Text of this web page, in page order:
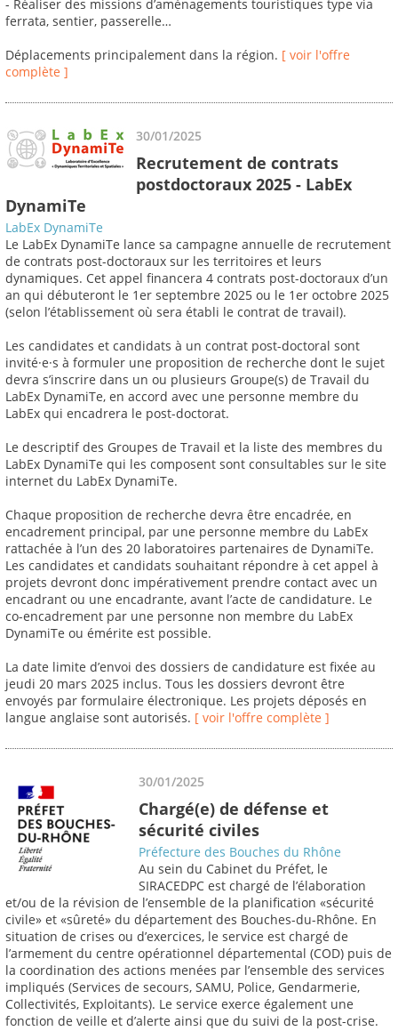
- Réaliser des missions d’aménagements touristiques type via
ferrata, sentier, passerelle…
Déplacements principalement dans la région. [ voir l'offre
complète ]
30/01/2025
Recrutement de contrats
postdoctoraux 2025 - LabEx
DynamiTe
LabEx DynamiTe
Le LabEx DynamiTe lance sa campagne annuelle de recrutement
de contrats post-doctoraux sur les territoires et leurs
dynamiques. Cet appel financera 4 contrats post-doctoraux d’un
an qui débuteront le 1er septembre 2025 ou le 1er octobre 2025
(selon l’établissement où sera établi le contrat de travail).
Les candidates et candidats à un contrat post-doctoral sont
invité·e·s à formuler une proposition de recherche dont le sujet
devra s’inscrire dans un ou plusieurs Groupe(s) de Travail du
LabEx DynamiTe, en accord avec une personne membre du
LabEx qui encadrera le post-doctorat.
Le descriptif des Groupes de Travail et la liste des membres du
LabEx DynamiTe qui les composent sont consultables sur le site
internet du LabEx DynamiTe.
Chaque proposition de recherche devra être encadrée, en
encadrement principal, par une personne membre du LabEx
rattachée à l’un des 20 laboratoires partenaires de DynamiTe.
Les candidates et candidats souhaitant répondre à cet appel à
projets devront donc impérativement prendre contact avec un
encadrant ou une encadrante, avant l’acte de candidature. Le
co-encadrement par une personne non membre du LabEx
DynamiTe ou émérite est possible.
La date limite d’envoi des dossiers de candidature est fixée au
jeudi 20 mars 2025 inclus. Tous les dossiers devront être
envoyés par formulaire électronique. Les projets déposés en
langue anglaise sont autorisés. [ voir l'offre complète ]
30/01/2025
Chargé(e) de défense et
sécurité civiles
Préfecture des Bouches du Rhône
Au sein du Cabinet du Préfet, le
SIRACEDPC est chargé de l’élaboration
et/ou de la révision de l’ensemble de la planification «sécurité
civile» et «sûreté» du département des Bouches-du-Rhône. En
situation de crises ou d’exercices, le service est chargé de
l’armement du centre opérationnel départemental (COD) puis de
la coordination des actions menées par l’ensemble des services
impliqués (Services de secours, SAMU, Police, Gendarmerie,
Collectivités, Exploitants). Le service exerce également une
fonction de veille et d’alerte ainsi que du suivi de la post-crise.